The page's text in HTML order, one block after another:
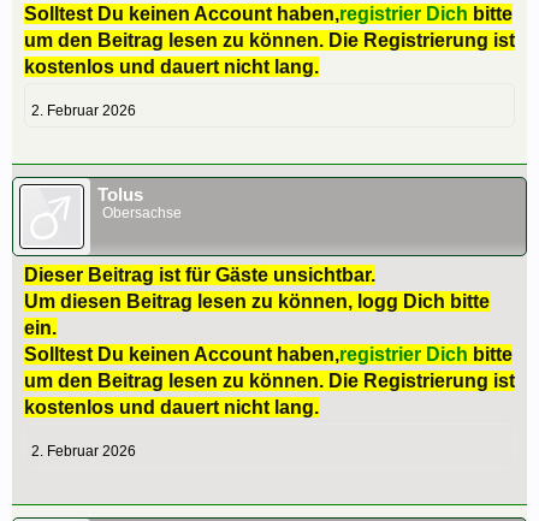
Solltest Du keinen Account haben,registrier Dich bitte
um den Beitrag lesen zu können. Die Registrierung ist
kostenlos und dauert nicht lang.
2. Februar 2026
Tolus
Obersachse
Dieser Beitrag ist für Gäste unsichtbar.
Um diesen Beitrag lesen zu können, logg Dich bitte
ein.
Solltest Du keinen Account haben,registrier Dich bitte
um den Beitrag lesen zu können. Die Registrierung ist
kostenlos und dauert nicht lang.
2. Februar 2026